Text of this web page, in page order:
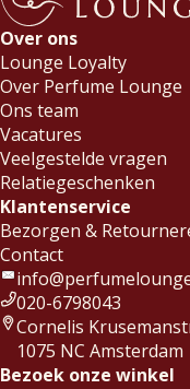
Over ons
Lounge Loyalty
Over Perfume Lounge
Ons team
Vacatures
Veelgestelde vragen
Relatiegeschenken
Klantenservice
Bezorgen &
Contact
020-6798043
Cornelis
1075 NC Amsterdam
Bezoek onze winkel